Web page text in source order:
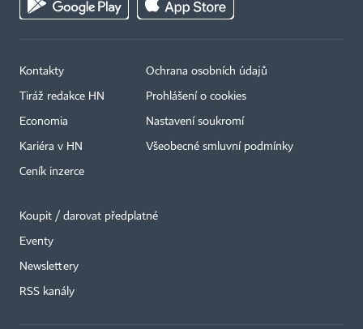
Kontakty
Tiráž redakce HN
Economia
Kariéra v HN
Ceník inzerce
Ochrana osobních údajů
Prohlášení o cookies
Nastavení soukromí
Všeobecné smluvní podmínky
Koupit / darovat předplatné
Eventy
Newslettery
RSS kanály